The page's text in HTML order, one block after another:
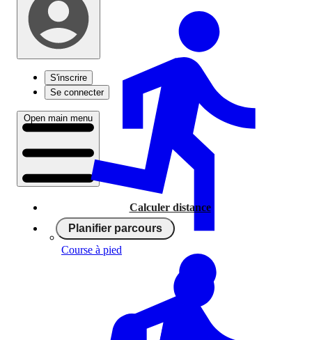
S'inscrire
Se connecter
Open main menu
Calculer distance
Planifier parcours
Course à pied